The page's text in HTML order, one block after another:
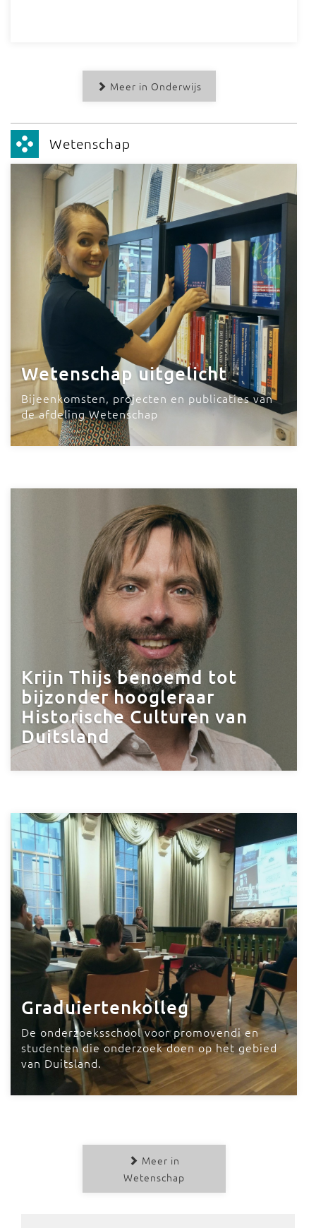
Meer in Onderwijs
Wetenschap
Wetenschap uitgelicht
Bijeenkomsten, projecten en publicaties van
de afdeling Wetenschap
Krijn Thijs benoemd tot
bijzonder hoogleraar
Historische Culturen van
Duitsland
Graduiertenkolleg
De onderzoeksschool voor promovendi en
studenten die onderzoek doen op het gebied
van Duitsland.
Meer in
Wetenschap